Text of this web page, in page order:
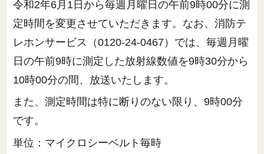
令和2年6月1日から毎週月曜日の午前9時00分に測
定時間を変更させていただきます。なお、消防テ
レホンサービス（0120-24-0467）では、毎週月曜
日の午前9時に測定した放射線数値を9時30分から
10時00分の間、放送いたします。
また、測定時間は特に断りのない限り、9時00分
です。
単位：マイクロシーベルト毎時